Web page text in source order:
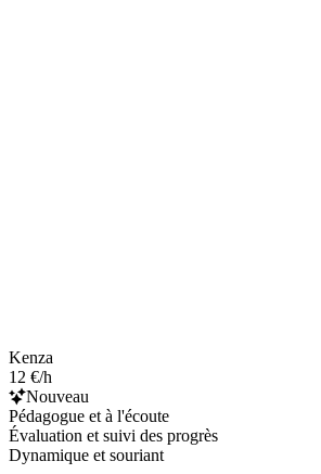
Kenza
12 €/h
Nouveau
Pédagogue et à l'écoute
Évaluation et suivi des progrès
Dynamique et souriant